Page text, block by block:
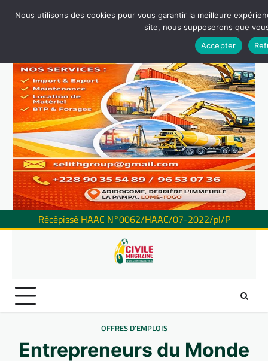
Récépissé HAAC N°0062/HAAC/07-2022/pl/P
OFFRES D'EMPLOIS
Entrepreneurs du Monde
Nous utilisons des cookies pour vous garantir la meilleure
site, nous supposerons que
Accepter